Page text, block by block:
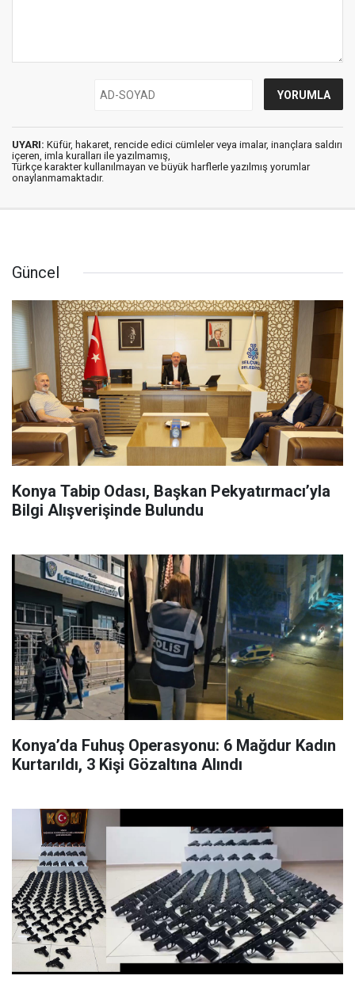
UYARI: Küfür, hakaret, rencide edici cümleler veya imalar, inançlara saldırı
içeren, imla kuralları ile yazılmamış,
Türkçe karakter kullanılmayan ve büyük harflerle yazılmış yorumlar
onaylanmamaktadır.
Güncel
Konya Tabip Odası, Başkan Pekyatırmacı’yla
Bilgi Alışverişinde Bulundu
Konya’da Fuhuş Operasyonu: 6 Mağdur Kadın
Kurtarıldı, 3 Kişi Gözaltına Alındı